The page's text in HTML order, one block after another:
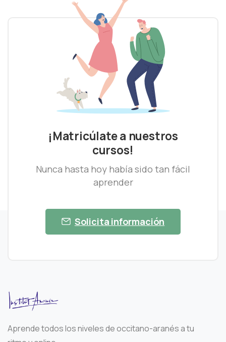
¡Matricúlate a nuestros
cursos!
Nunca hasta hoy había sido tan fácil
aprender
Solicita información
Aprende todos los niveles de occitano-aranés a tu